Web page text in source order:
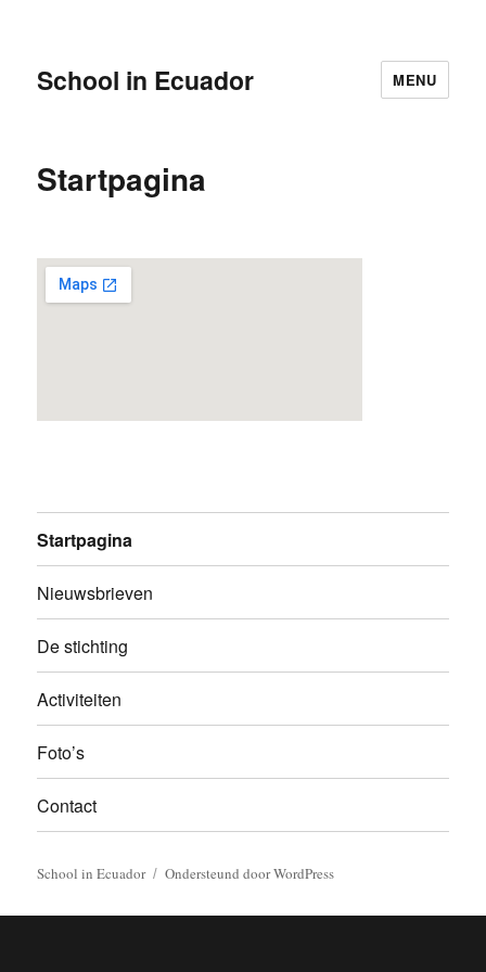
School in Ecuador MENU
Startpagina
Startpagina
Nieuwsbrieven
De stichting
Activiteiten
Foto’s
Contact
School in Ecuador Ondersteund door WordPress